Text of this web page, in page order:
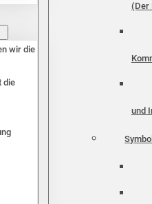
wir die
die
(Der
und